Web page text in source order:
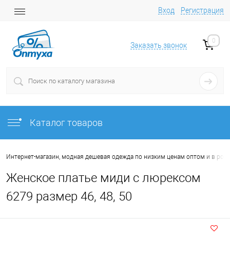
Вход Регистрация
Заказать звонок
0
Каталог товаров
Интернет-магазин, модная дешевая одежда по низким ценам оптом и в
Женское платье миди с люрексом
6279 размер 46, 48, 50